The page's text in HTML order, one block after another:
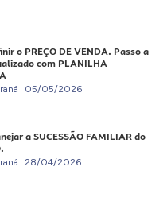
o PREÇO DE VENDA. Passo a
com PLANILHA
05/05/2026
a SUCESSÃO FAMILIAR do
28/04/2026